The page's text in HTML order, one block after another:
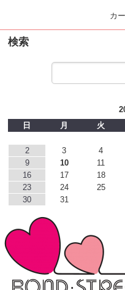
カ
検索
日
月 火
2
3 4
9
10 11
16
17 18
23
24 25
30
31